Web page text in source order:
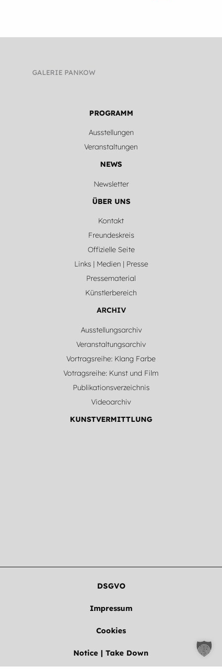
GALERIE PANKOW
PROGRAMM
Ausstellungen
Veranstaltungen
NEWS
Newsletter
ÜBER UNS
Kontakt
Freundeskreis
Offizielle Seite
Links | Medien | Presse
Pressematerial
Künstlerbereich
ARCHIV
Ausstellungsarchiv
Veranstaltungsarchiv
Vortragsreihe: Klang Farbe
Votragsreihe: Kunst und Film
Publikationsverzeichnis
Videoarchiv
KUNSTVERMITTLUNG
DSGVO
Impressum
Cookies
Notice | Take Down